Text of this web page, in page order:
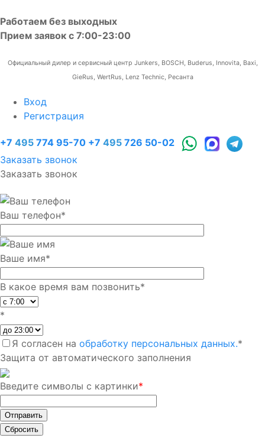
Работаем без выходных
Прием заявок с 7:00-23:00
Официальный дилер и сервисный центр Junkers, BOSCH, Buderus, Innovita, Baxi,
GieRus, WertRus, Lenz Technic, Ресанта
Вход
Регистрация
+7 495 774 95-70 +7 495 726 50-02
Заказать звонок
Заказать звонок
Ваш телефон*
Ваше имя*
В какое время вам позвонить*
*
Я согласен на обработку персональных данных.*
Защита от автоматического заполнения
Введите символы с картинки*